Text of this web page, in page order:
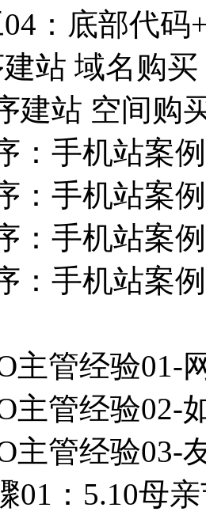
：底部代码
站 域名购买
建站 空间购
：手机站案
：手机站案
：手机站案
：手机站案
主管经验01-
主管经验02-
主管经验03-
01：5.10母